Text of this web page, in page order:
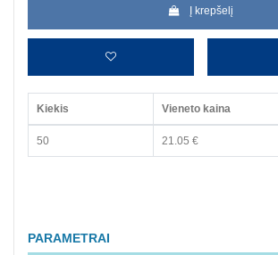
Į krepšelį
Kiekis Vieneto kaina
50 21.05 €
PARAMETRAI